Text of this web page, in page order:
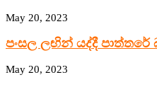
May 20, 2023
පංසල ලඟින් යද්දී
May 20, 2023